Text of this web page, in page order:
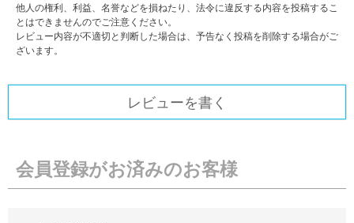
他人の権利、利益、名誉などを損ねたり、法令に違反する内容を投稿するこ
とはできませんのでご注意ください。
レビュー内容が不適切と判断した場合は、予告なく投稿を削除する場合がご
ざいます。
レビューを書く
会員登録がお済みのお客様